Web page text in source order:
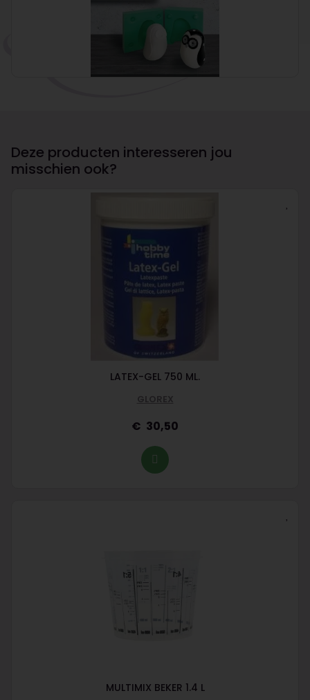
Deze producten interesseren jou
misschien ook?
LATEX-GEL 750 ML.
GLOREX
30,50
MULTIMIX BEKER 1.4 L